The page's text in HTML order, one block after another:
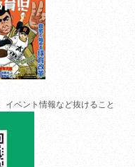
イベント情報など抜けること